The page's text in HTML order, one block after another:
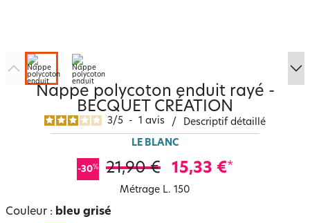
Nappe polycoton enduit rayé -
BECQUET CRÉATION
3/5 - 1 avis / Descriptif détaillé
LE BLANC
-30% 21,90 € 15,33 €*
Métrage L. 150
Couleur : bleu grisé